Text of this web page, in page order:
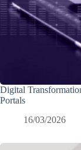
Digital
Portals
16/03/2026